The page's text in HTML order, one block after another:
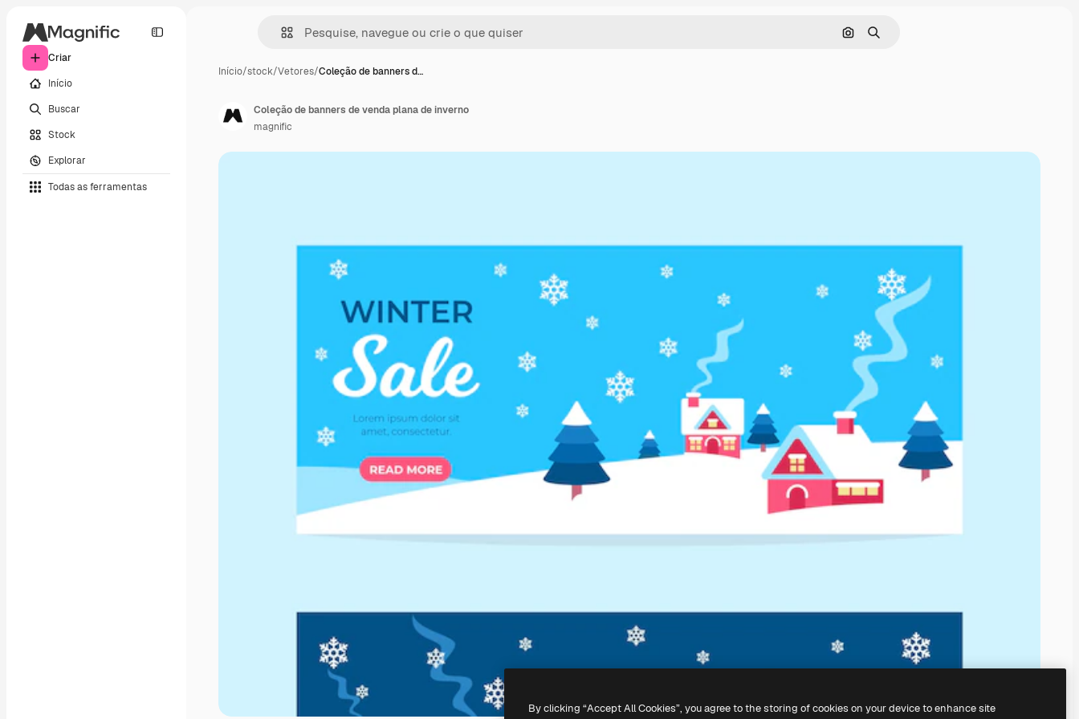
Criar
Início
Buscar
Stock
Explorar
Todas as ferramentas
Pesquisar por imagem
Buscar
Início/stock/Vetores/Coleção de banners d…
Coleção de banners de venda plana de inverno
magnific
By clicking “Accept All Cookies”, you agree to the storing of cookies on your device to enhance site